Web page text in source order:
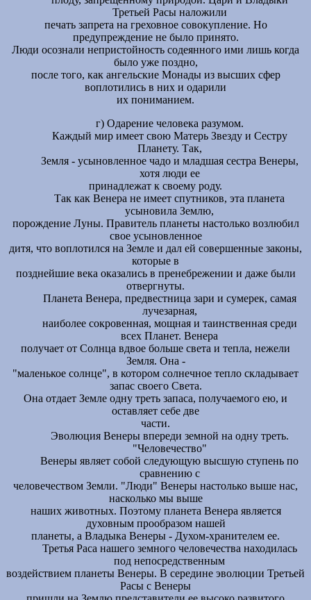
Третьей Расы наложили
печать запрета на греховное совокупление. Но
предупреждение не было принято.
Люди осознали непристойность содеянного ими лишь когда
было уже поздно,
после того, как ангельские Монады из высших сфер
воплотились в них и одарили
их пониманием.
г) Одарение человека разумом.
Каждый мир имеет свою Матерь Звезду и Сестру
Планету. Так,
Земля - усыновленное чадо и младшая сестра Венеры,
хотя люди ее
принадлежат к своему роду.
Так как Венера не имеет спутников, эта планета
усыновила Землю,
порождение Луны. Правитель планеты настолько возлюбил
свое усыновленное
дитя, что воплотился на Земле и дал ей совершенные законы,
которые в
позднейшие века оказались в пренебрежении и даже были
отвергнуты.
Планета Венера, предвестница зари и сумерек, самая
лучезарная,
наиболее сокровенная, мощная и таинственная среди
всех Планет. Венера
получает от Солнца вдвое больше света и тепла, нежели
Земля. Она -
"маленькое солнце", в котором солнечное тепло складывает
запас своего Света.
Она отдает Земле одну треть запаса, получаемого ею, и
оставляет себе две
части.
Эволюция Венеры впереди земной на одну треть.
"Человечество"
Венеры являет собой следующую высшую ступень по
сравнению с
человечеством Земли. "Люди" Венеры настолько выше нас,
насколько мы выше
наших животных. Поэтому планета Венера является
духовным прообразом нашей
планеты, а Владыка Венеры - Духом-хранителем ее.
Третья Раса нашего земного человечества находилась
под непосредственным
воздействием планеты Венеры. В середине эволюции Третьей
Расы с Венеры